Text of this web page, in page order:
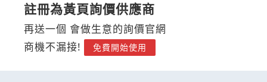
註冊為黃頁詢價供應商
再送一個 會做生意的詢價官網
商機不漏接!
免費開始使用